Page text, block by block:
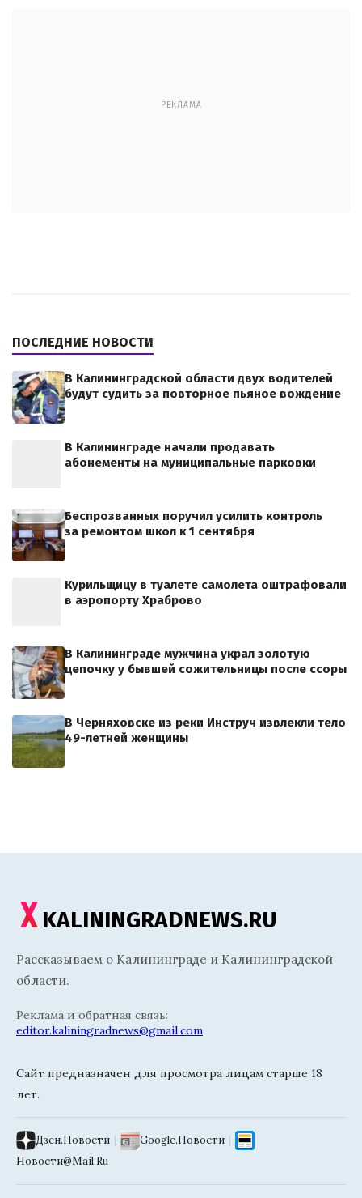
РЕКЛАМА
ПОСЛЕДНИЕ НОВОСТИ
В Калининградской области двух водителей
будут судить за повторное пьяное вождение
В Калининграде начали продавать
абонементы на муниципальные парковки
Беспрозванных поручил усилить контроль
за ремонтом школ к 1 сентября
Курильщицу в туалете самолета оштрафовали
в аэропорту Храброво
В Калининграде мужчина украл золотую
цепочку у бывшей сожительницы после ссоры
В Черняховске из реки Инструч извлекли тело
49-летней женщины
KALININGRADNEWS.RU
Рассказываем о Калининграде и Калининградской
области.
Реклама и обратная связь:
editor.kaliningradnews@gmail.com
Сайт предназначен для просмотра лицам старше 18
лет.
Дзен.Новости | Google.Новости |
Новости@Mail.Ru